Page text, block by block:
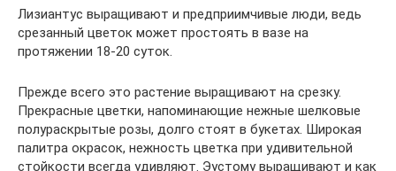
Лизиантус выращивают и предприимчивые люди, ведь
срезанный цветок может простоять в вазе на
протяжении 18-20 суток.
Прежде всего это растение выращивают на срезку.
Прекрасные цветки, напоминающие нежные шелковые
полураскрытые розы, долго стоят в букетах. Широкая
палитра окрасок, нежность цветка при удивительной
стойкости всегда удивляют. Эустому выращивают и как